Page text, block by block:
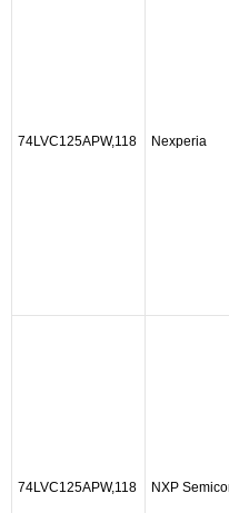
74LVC125APW,118 Nexperia
74LVC125APW,118 NXP